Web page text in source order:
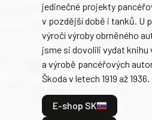
jedinečné projekty
v pozdější době i tanků. U
výročí výroby obrněného
jsme si dovolili vydat
a výrobě pancéřových
Škoda v letech 1919 až 1936.
E-shop SK